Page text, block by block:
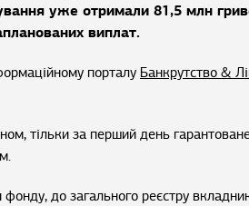
уже отримали 81,5 млн
виплат.
порталу Банкрутство &
тільки за перший день
до загального реєстру